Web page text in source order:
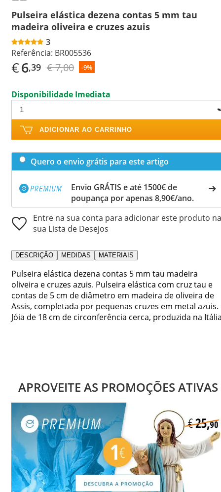
Pulseira elástica dezena contas 5 mm tau
madeira oliveira e cruzes azuis
3
Referência: BR005536
€6,39 € 7,00 -9%
Disponibilidade Imediata
ADICIONAR AO CARRINHO
Quero o envio grátis para este artigo
Envio GRÁTIS e até 1500€ de
poupança por apenas 8,90€/ano.
Entre na sua conta para adicionar este produto na
sua Lista de Desejos
DESCRIÇÃO MEDIDAS MATERIAIS
Pulseira elástica dezena contas 5 mm tau madeira
oliveira e cruzes azuis. Pulseira elástica com cruz tau e
contas de 5 cm de diâmetro em madeira de oliveira de
Assis, completada por pequenas cruzes em metal azuis.
Jóia de 18 cm de circonferência cerca, produzida na
APROVEITE AS PROMOÇÕES ATIVAS